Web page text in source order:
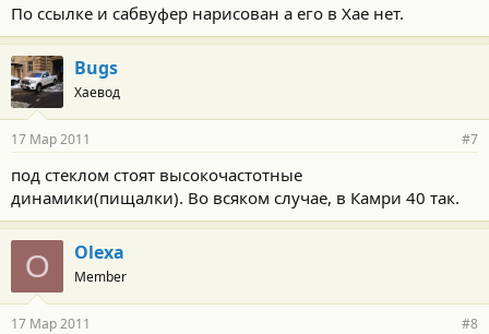
По ссылке и сабвуфер нарисован а его в Хае нет.
Bugs
Хаевод
17 Мар 2011 #7
под стеклом стоят высокочастотные
динамики(пищалки). Во всяком случае, в Камри 40 так.
O Olexa
Member
17 Мар 2011 #8